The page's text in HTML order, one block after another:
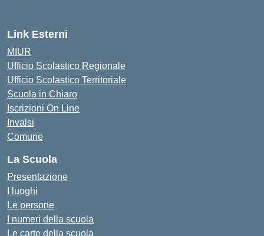
Link Esterni
MIUR
Ufficio Scolastico Regionale
Ufficio Scolastico Territoriale
Scuola in Chiaro
Iscrizioni On Line
Invalsi
Comune
La Scuola
Presentazione
I luoghi
Le persone
I numeri della scuola
Le carte della scuola